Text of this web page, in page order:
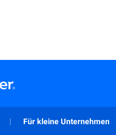
Für kleine Unternehmen